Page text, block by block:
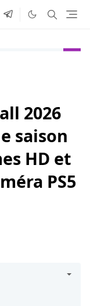
2026
saison
HD et
PS5